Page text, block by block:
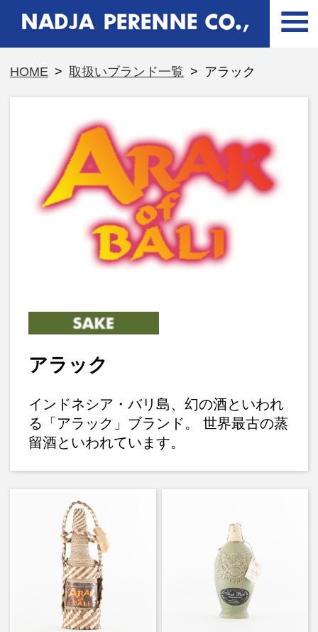
HOME > 取扱いブランド一覧 > アラック
アラック
インドネシア・バリ島、幻の酒といわれ
る「アラック」ブランド。 世界最古の蒸
留酒といわれています。